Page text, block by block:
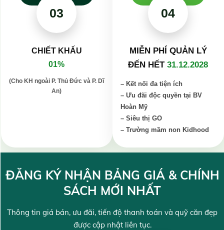
03
CHIẾT KHẤU
01%
(Cho KH ngoài P. Thủ Đức và P. Dĩ
An)
04
MIỄN PHÍ QUẢN LÝ
ĐẾN HẾT 31.12.2028
– Kết nối đa tiện ích
– Ưu đãi độc quyền tại BV
Hoàn Mỹ
– Siêu thị GO
– Trường mầm non Kidhood
ĐĂNG KÝ NHẬN BẢNG GIÁ & CHÍNH
SÁCH MỚI NHẤT
Thông tin giá bán, ưu đãi, tiến độ thanh toán và quỹ căn đẹp
được cập nhật liên tục.